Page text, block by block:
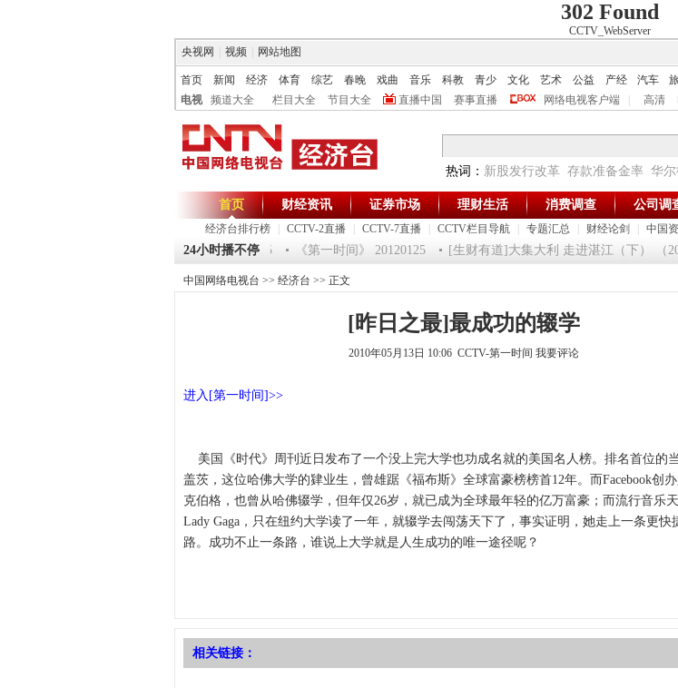
302 Found
CCTV_WebServer
央视网
视频 网站地图
首页 新闻 经济 体育 综艺 春晚 戏曲 音乐 科教 青少 文化 艺术 公益 产经 汽车
电视
频道大全 栏目大全 节目大全 直播中国 赛事直播 网络电视客户端 高清
热词： 新股发行改革 存款准备金率 华
首页
经济台排行榜 CCTV-2直播 CCTV-7直播 CCTV栏目导航 专题汇总 财经论剑 中国
财经资讯 证券市场 理财生活 消费调查 公司调
24小时播不停
《环球驿站》20120125 祝福2012-超级魔术师 5 《第一时间》 20120125 [生财有道]大集大利 走进湛江（下） （
中国网络电视台 >> 经济台 >> 正文
[昨日之最]最成功的辍学
2010年05月13日 10:06 CCTV-第一时间 我要评论
进入[第一时间]>>
美国《时代》周刊近日发布了一个没上完大学也功成名就的美国名人榜。排名首位的
盖茨，这位哈佛大学的肄业生，曾雄踞《福布斯》全球富豪榜榜首12年。而Facebook创
克伯格，也曾从哈佛辍学，但年仅26岁，就已成为全球最年轻的亿万富豪；而流行音乐
Lady Gaga，只在纽约大学读了一年，就辍学去闯荡天下了，事实证明，她走上一条更快
路。成功不止一条路，谁说上大学就是人生成功的唯一途径呢？
相关链接：